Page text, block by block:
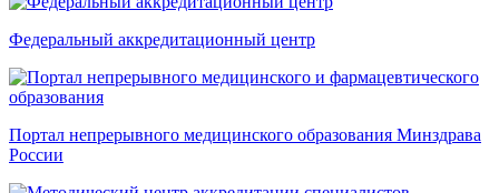
Федеральный аккредитационный центр
Портал непрерывного медицинского образования Минздрава
России